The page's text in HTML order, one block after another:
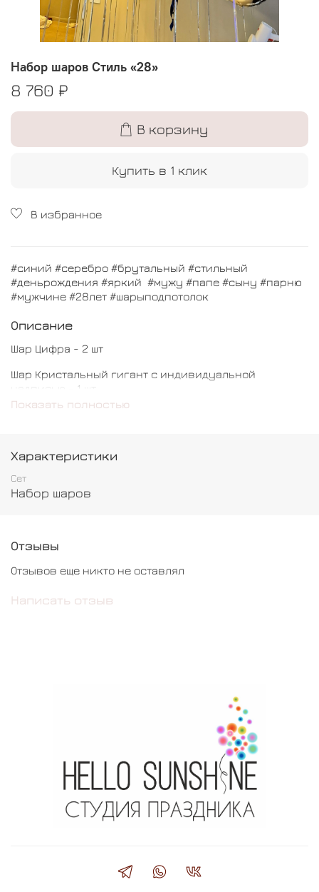
Набор шаров Стиль «28»
8 760 ₽
В корзину
Купить в 1 клик
В избранное
#синий #серебро #брутальный #стильный
#деньрождения #яркий #мужу #папе #сыну #парню
#мужчине #28лет #шарыподпотолок
Описание
Шар Цифра - 2 шт
Шар Кристальный гигант с индивидуальной
надписью - 1 шт
Показать полностью
Характеристики
Сет
Набор шаров
Отзывы
Отзывов еще никто не оставлял
Написать отзыв